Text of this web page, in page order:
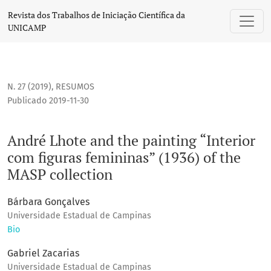
André Lhote and the painting “Interior com figuras
Revista dos Trabalhos de Iniciação Científica da
UNICAMP
N. 27 (2019), RESUMOS
André Lhote and the painting “Interior
com figuras femininas” (1936) of the
MASP collection
Publicado 2019-11-30
Bárbara Gonçalves
Universidade Estadual de Campinas
Bio
Gabriel Zacarias
Universidade Estadual de Campinas